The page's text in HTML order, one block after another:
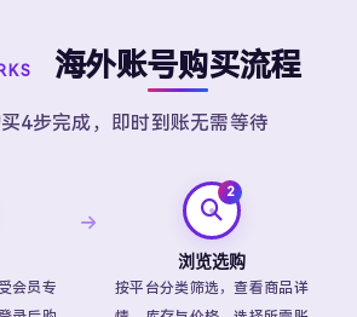
海外账号购买流程
4步完成，即时到账无需等待
会员专
浏览选购
按平台分类筛选，查看商品详